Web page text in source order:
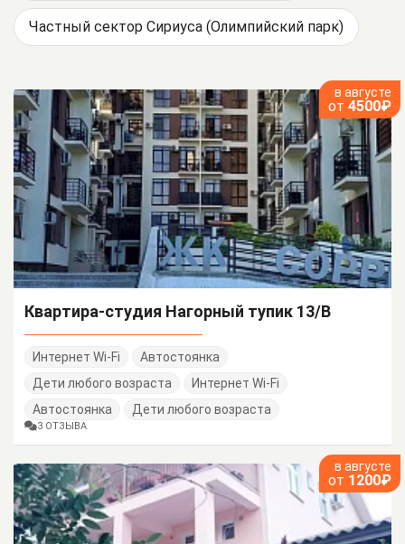
Частный сектор Сириуса (Олимпийский парк)
в августе
от 4500₽
Квартира-студия Нагорный тупик 13/В
Интернет Wi-Fi
Автостоянка
Дети любого возраста
Интернет Wi-Fi
Автостоянка
Дети любого возраста
3 ОТЗЫВА
в августе
от 1200₽